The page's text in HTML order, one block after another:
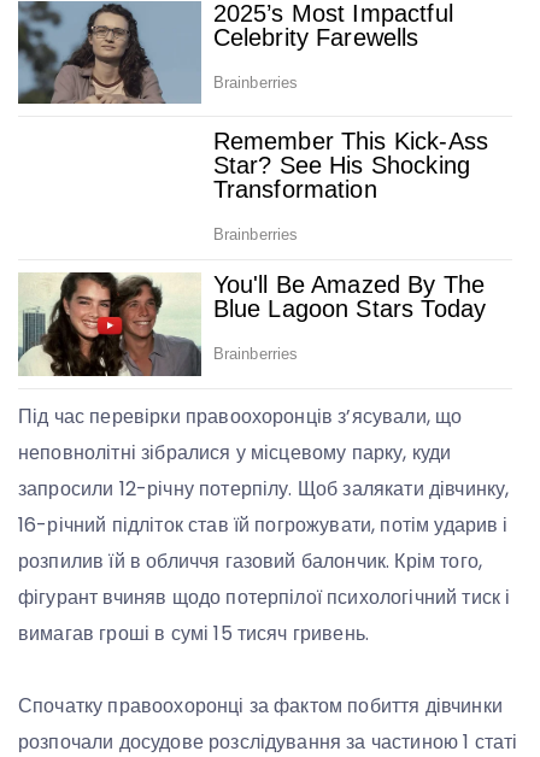
Під час перевірки правоохоронців з’ясували, що
неповнолітні зібралися у місцевому парку, куди
запросили 12-річну потерпілу. Щоб залякати дівчинку,
16-річний підліток став їй погрожувати, потім ударив і
розпилив їй в обличчя газовий балончик. Крім того,
фігурант вчиняв щодо потерпілої психологічний тиск і
вимагав гроші в сумі 15 тисяч гривень.
Спочатку правоохоронці за фактом побиття дівчинки
розпочали досудове розслідування за частиною 1 статі